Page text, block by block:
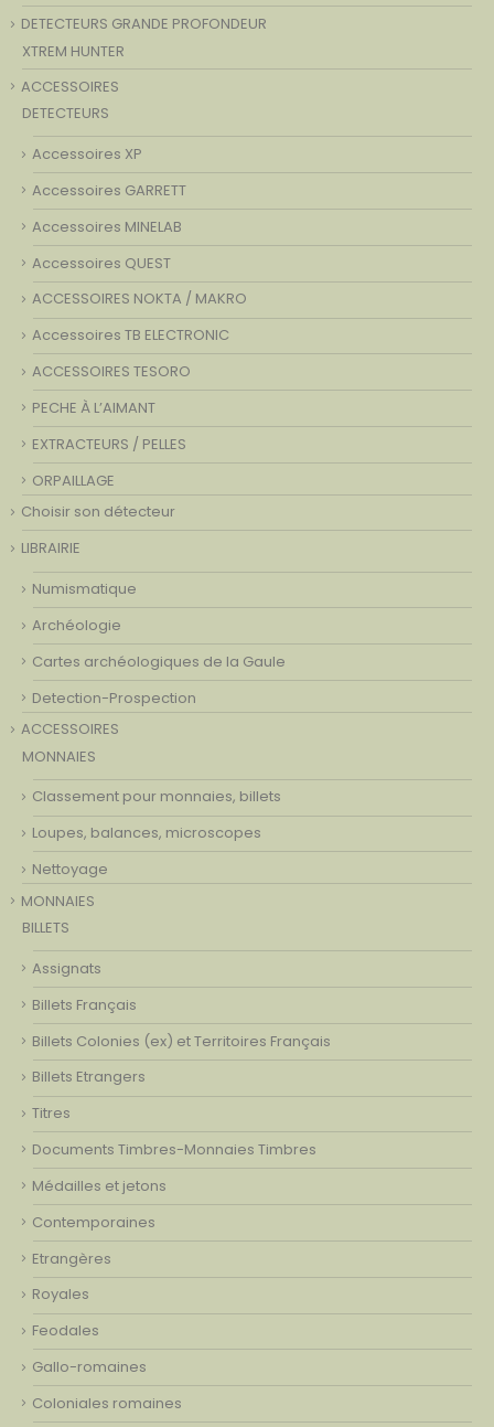
DETECTEURS GRANDE PROFONDEUR
XTREM HUNTER
ACCESSOIRES
DETECTEURS
Accessoires XP
Accessoires GARRETT
Accessoires MINELAB
Accessoires QUEST
ACCESSOIRES NOKTA / MAKRO
Accessoires TB ELECTRONIC
ACCESSOIRES TESORO
PECHE À L’AIMANT
EXTRACTEURS / PELLES
ORPAILLAGE
Choisir son détecteur
LIBRAIRIE
Numismatique
Archéologie
Cartes archéologiques de la Gaule
Detection-Prospection
ACCESSOIRES
MONNAIES
Classement pour monnaies, billets
Loupes, balances, microscopes
Nettoyage
MONNAIES
BILLETS
Assignats
Billets Français
Billets Colonies (ex) et Territoires Français
Billets Etrangers
Titres
Documents Timbres-Monnaies Timbres
Médailles et jetons
Contemporaines
Etrangères
Royales
Feodales
Gallo-romaines
Coloniales romaines